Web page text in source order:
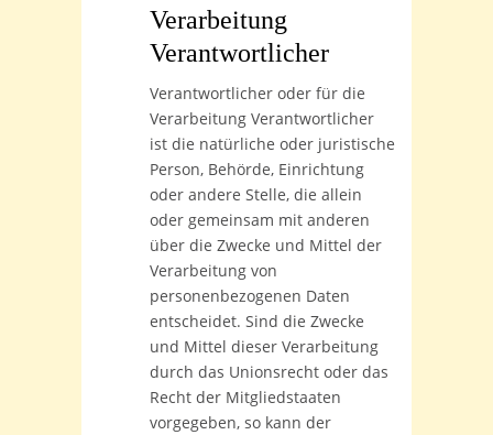
Verarbeitung
Verantwortlicher
Verantwortlicher oder für die
Verarbeitung Verantwortlicher
ist die natürliche oder juristische
Person, Behörde, Einrichtung
oder andere Stelle, die allein
oder gemeinsam mit anderen
über die Zwecke und Mittel der
Verarbeitung von
personenbezogenen Daten
entscheidet. Sind die Zwecke
und Mittel dieser Verarbeitung
durch das Unionsrecht oder das
Recht der Mitgliedstaaten
vorgegeben, so kann der